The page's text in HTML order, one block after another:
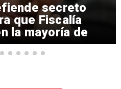
secreto
que Fiscalía
la mayoría de